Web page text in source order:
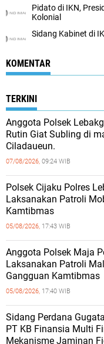
Pidato di IKN,
Kolonial
Sidang Kabinet di
KOMENTAR
TERKINI
Anggota Polsek
Rutin Giat Subling di
Ciladaueun.
07/08/2026, 09:24 WIB
Polsek Cijaku Polres
Laksanakan Patroli
Kamtibmas
05/08/2026, 17:43 WIB
Anggota Polsek Maja
Laksanakan Patroli
Gangguan Kamtibmas
05/08/2026, 17:40 WIB
Sidang Perdana
PT KB Finansia Multi
Mekanisme Jaminan